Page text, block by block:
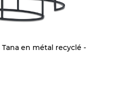
en métal recyclé -